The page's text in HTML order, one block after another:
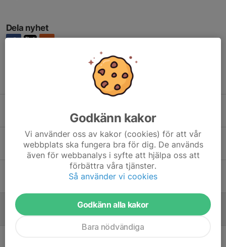
Dela nyhet
3 jul, 12:41
Silver under Fristils-SM 2026 till Sebastian!
3 jul, 12:32
HERA REPRESENTERADE SVERIGE UNDER U17-EM!
19 maj, 09:44
Evelina 5:a på EM 2026!
26 apr, 18:37
Godkänn kakor
Vi använder oss av kakor (cookies) för att vår
webbplats ska fungera bra för dig. De används
även för webbanalys i syfte att hjälpa oss att
förbättra våra tjänster.
Så använder vi cookies
Godkänn alla kakor
Bara nödvändiga